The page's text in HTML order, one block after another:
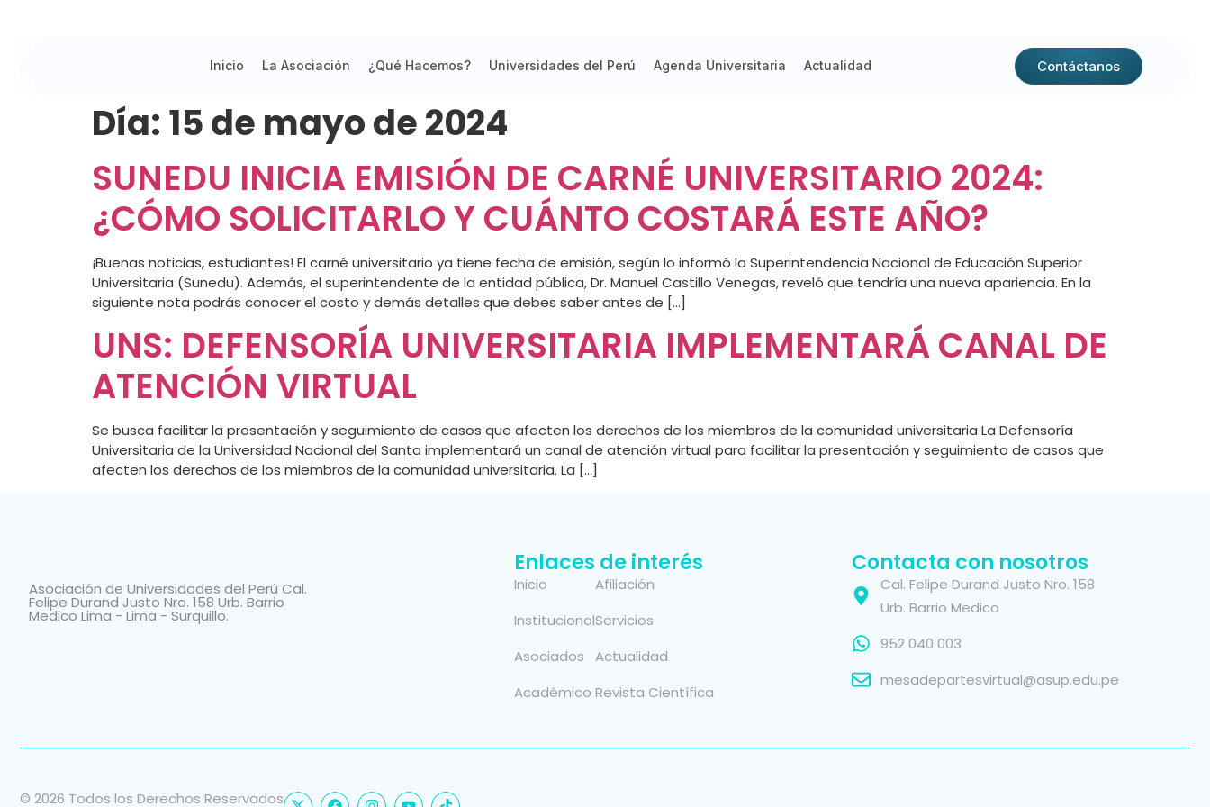
Inicio La Asociación ¿Qué Hacemos? Universidades del Perú Agenda Universitaria Actualidad Contáctanos
Día: 15 de mayo de 2024
SUNEDU INICIA EMISIÓN DE CARNÉ UNIVERSITARIO 2024:
¿CÓMO SOLICITARLO Y CUÁNTO COSTARÁ ESTE AÑO?
¡Buenas noticias, estudiantes! El carné universitario ya tiene fecha de emisión, según lo informó la Superintendencia Nacional de Educación Superior
Universitaria (Sunedu). Además, el superintendente de la entidad pública, Dr. Manuel Castillo Venegas, reveló que tendría una nueva apariencia. En la
siguiente nota podrás conocer el costo y demás detalles que debes saber antes de […]
UNS: DEFENSORÍA UNIVERSITARIA IMPLEMENTARÁ CANAL DE
ATENCIÓN VIRTUAL
Se busca facilitar la presentación y seguimiento de casos que afecten los derechos de los miembros de la comunidad universitaria La Defensoría
Universitaria de la Universidad Nacional del Santa implementará un canal de atención virtual para facilitar la presentación y seguimiento de casos que
afecten los derechos de los miembros de la comunidad universitaria. La […]
Asociación de Universidades del Perú Cal.
Felipe Durand Justo Nro. 158 Urb. Barrio
Medico Lima - Lima - Surquillo.
Enlaces de interés
Inicio
Institucional
Asociados
Académico
Afiliación
Servicios
Actualidad
Revista Científica
Contacta con nosotros
Cal. Felipe Durand Justo Nro. 158
Urb. Barrio Medico
952 040 003
mesadepartesvirtual@asup.edu.pe
© 2026 Todos los Derechos Reservados